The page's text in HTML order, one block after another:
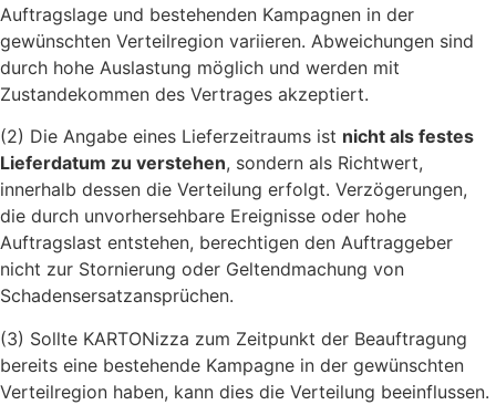
Auftragslage und bestehenden Kampagnen in der
gewünschten Verteilregion variieren. Abweichungen sind
durch hohe Auslastung möglich und werden mit
Zustandekommen des Vertrages akzeptiert.
(2) Die Angabe eines Lieferzeitraums ist nicht als festes
Lieferdatum zu verstehen, sondern als Richtwert,
innerhalb dessen die Verteilung erfolgt. Verzögerungen,
die durch unvorhersehbare Ereignisse oder hohe
Auftragslast entstehen, berechtigen den Auftraggeber
nicht zur Stornierung oder Geltendmachung von
Schadensersatzansprüchen.
(3) Sollte KARTONizza zum Zeitpunkt der Beauftragung
bereits eine bestehende Kampagne in der gewünschten
Verteilregion haben, kann dies die Verteilung beeinflussen.